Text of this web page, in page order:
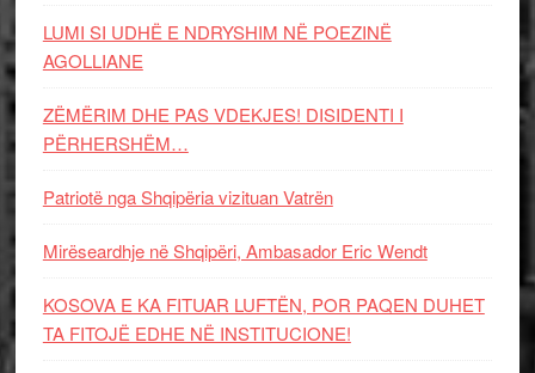
LUMI SI UDHË E NDRYSHIM NË POEZINË
AGOLLIANE
ZËMËRIM DHE PAS VDEKJES! DISIDENTI I
PËRHERSHËM…
Patriotë nga Shqipëria vizituan Vatrën
Mirëseardhje në Shqipëri, Ambasador Eric Wendt
KOSOVA E KA FITUAR LUFTËN, POR PAQEN DUHET
TA FITOJË EDHE NË INSTITUCIONE!